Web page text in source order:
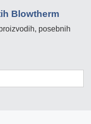
Blowtherm
posebnih